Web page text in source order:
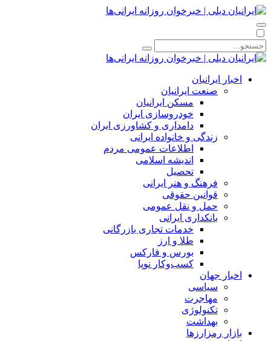
اخبار ایرانیان
صنعت ایرانیان
مسکن ایرانیان
خودروسازی ایران
دامداری و کشاورزی ایران
زندگی و خانواده ایرانی
اطلاعات عمومی مردم
اندیشه اسلامی
تحصیل
فرهنگ و هنر ایرانی
قوانین حقوقی
حمل و نقل عمومی
بانکداری ایرانی
خدمات تجاری بازرگانی
طلا و ارز
بورس و فارکس
کسب‌وکار نوپا
اخبار جهان
سیاسی
مهاجرت
تکنولوژی
بهداشت
بازار رمزارزها